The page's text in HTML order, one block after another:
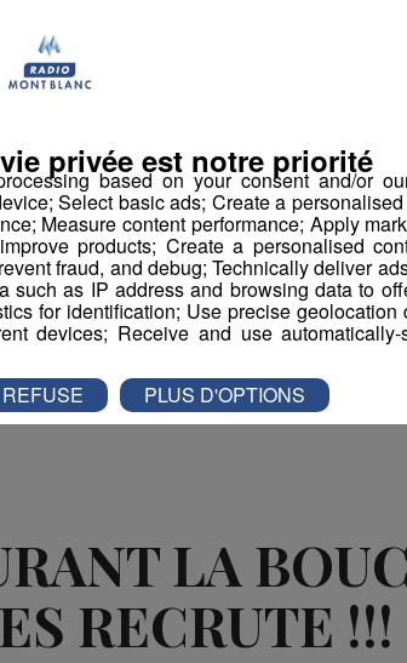
LA
RECRUTE !!!
based on your consent and/or
Select basic ads; Create a
Measure content performance; Apply
products; Create a personalised
fraud, and debug; Technically deliver
such as IP address and browsing data to
for identification; Use precise geolocation
devices; Receive and use automatically-
privée est notre priorité
PLUS D'OPTIONS